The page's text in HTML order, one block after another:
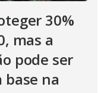
30%
mas a
pode ser
base na